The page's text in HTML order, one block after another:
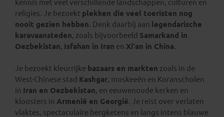
kennis met veel verschillende landschappen, culturen en
religies. Je bezoekt plekken die veel toeristen nog
nooit gezien hebben. Denk daarbij aan legendarische
karavaansteden, zoals bijvoorbeeld Samarkand in
Oezbekistan, Isfahan in Iran en Xi’an in China.
Je bezoekt kleurrijke bazaars en markten zoals in de
West-Chinese stad Kashgar, moskeeën en Koranscholen
in Iran en Oezbekistan, en eeuwenoude kerken en
kloosters in Armenië en Georgië. Je reist over verlaten
vlaktes, spectaculaire bergketens en langs intens blauwe